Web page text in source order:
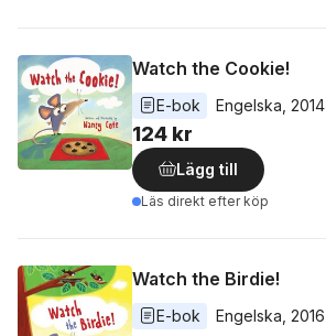
Watch the Cookie!
E-bok Engelska 2014
124 kr
Lägg till
Läs direkt efter köp
Watch the Birdie!
E-bok Engelska 2016